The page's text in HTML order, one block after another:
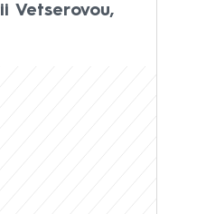
Vetserovou,